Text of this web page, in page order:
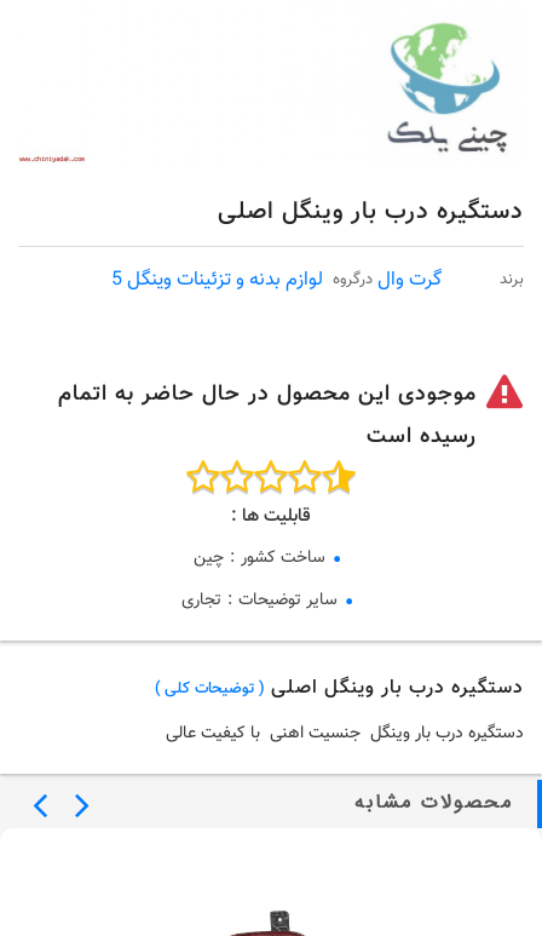
دستگیره درب بار وینگل اصلی
برند گرت وال درگروه لوازم بدنه و تزئینات وینگل 5
موجودی این محصول در حال حاضر به اتمام
رسیده است
قابلیت ها :
ساخت کشور : چین
سایر توضیحات : تجاری
دستگیره درب بار وینگل اصلی ( توضیحات کلی )
دستگیره درب بار وینگل جنسیت اهنی با کیفیت عالی
محصولات مشابه